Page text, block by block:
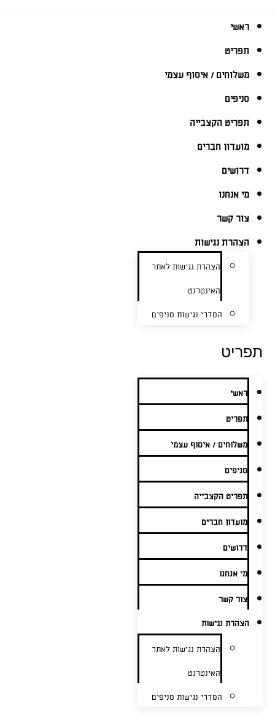
ראשי
תפריט
משלוחים / איסוף עצמי
סניפים
תפריט הקצבייה
מועדון חברים
דרושים
מי אנחנו
צור קשר
הצהרת נגישות
הצהרת נגישות לאתר
האינטרנט
הסדרי נגישות סניפים
תפריט
ראשי
תפריט
משלוחים / איסוף עצמי
סניפים
תפריט הקצבייה
מועדון חברים
דרושים
מי אנחנו
צור קשר
הצהרת נגישות
הצהרת נגישות לאתר
האינטרנט
הסדרי נגישות סניפים